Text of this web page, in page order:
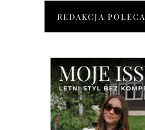
REDAKCJA POLECA